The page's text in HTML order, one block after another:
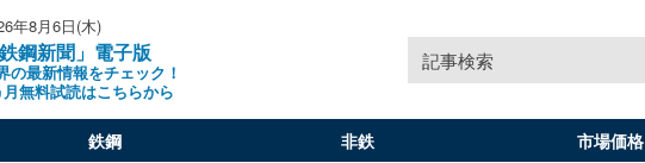
年8月6日(木)
鉄鋼新聞」電子版
の最新情報をチェック！
無料試読はこちらから
記事検索
鉄鋼 非鉄 市場価格